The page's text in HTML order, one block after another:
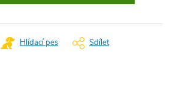
Hlídací pes Sdílet